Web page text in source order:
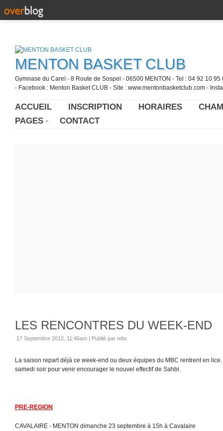
MENTON BASKET CLUB
Gymnase du Careï - 8 Route de Sospel - 06500 MENTON - Tel : 04 92 10
- Facebook : Menton Basket CLUB - Site : www.mentonbasketclub.com -
ACCUEIL INSCRIPTION HORAIRES
PAGES
CONTACT
LES RENCONTRES DU WEEK-END
17 Septembre 2012, 11:46am | Publié par mbc
La saison repart déjà ce week-end ou deux équipes du MBC rentrent en
samedi soir pour venir encourager le nouvel effectif de Sahbi.
PRE-REGION
CAVALAIRE - MENTON dimanche 23 septembre à 15h à Cavalaire